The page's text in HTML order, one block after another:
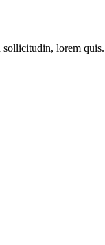
lorem quis.